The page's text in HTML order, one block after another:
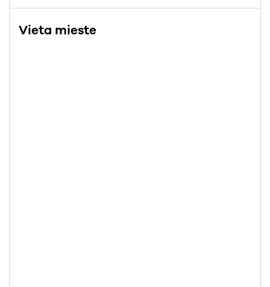
Vieta mieste